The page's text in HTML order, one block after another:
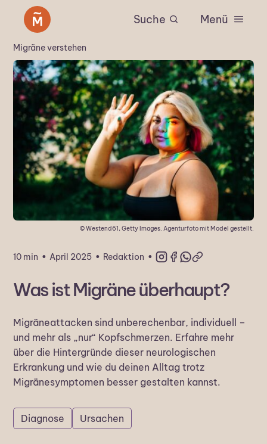
Suche Menü
Migräne verstehen
© Westend61, Getty Images. Agenturfoto mit Model gestellt.
Was ist Migräne überhaupt?
10 min · April 2025 · Redaktion ·
Migräneattacken sind unberechenbar, individuell –
und mehr als „nur“ Kopfschmerzen. Erfahre mehr
über die Hintergründe dieser neurologischen
Erkrankung und wie du deinen Alltag trotz
Migränesymptomen besser gestalten kannst.
Diagnose Ursachen